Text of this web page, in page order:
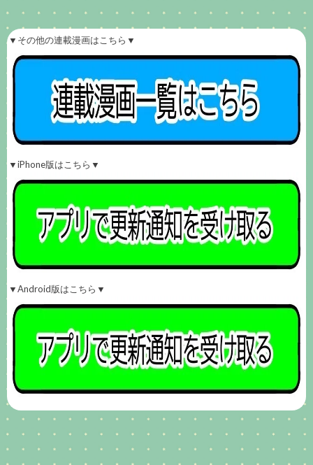
▼その他の連載漫画はこちら▼
▼iPhone版はこちら▼
▼Android版はこちら▼
前のお話 TOP 次のお話